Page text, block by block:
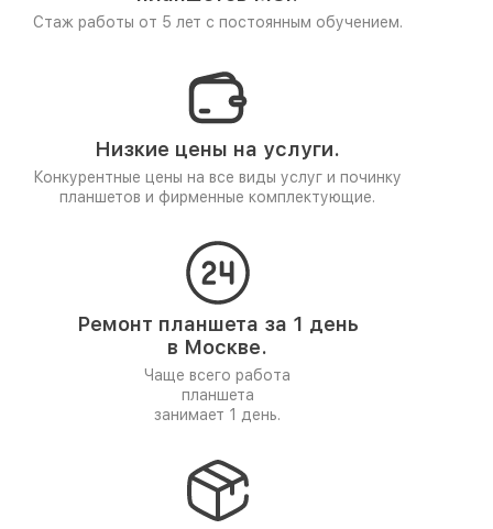
Стаж работы от 5 лет с постоянным обучением.
Низкие цены на услуги.
Конкурентные цены на все виды услуг и починку
планшетов и фирменные комплектующие.
Ремонт планшета за 1 день
в Москве.
Чаще всего работа
планшета
занимает 1 день.